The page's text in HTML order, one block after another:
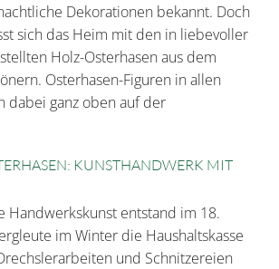
Dekorationen bekannt. Doch
sich das Heim mit den in liebevoller
Holz-Osterhasen aus dem
Osterhasen-Figuren in allen
dabei ganz oben auf der
KUNSTHANDWERK MIT
Handwerkskunst entstand im 18.
im Winter die Haushaltskasse
und Schnitzereien